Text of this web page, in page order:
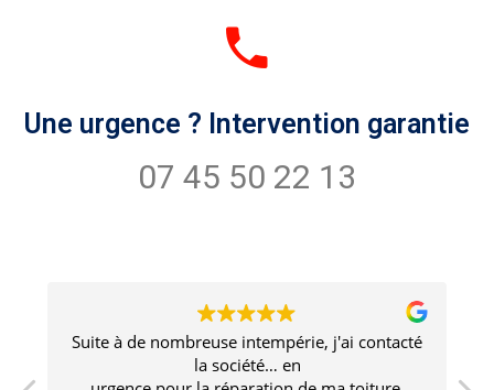
Une urgence ? Intervention garantie
07 45 50 22 13
Un travail de qualité supérieure avec un
professionnalisme irréprochable. Aucun doute